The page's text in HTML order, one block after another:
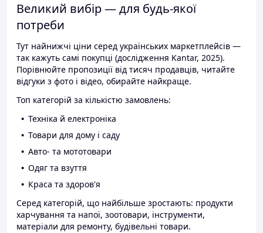
Великий вибір — для будь-якої
потреби
Тут найнижчі ціни серед українських маркетплейсів —
так кажуть самі покупці (дослідження Kantar, 2025).
Порівнюйте пропозиції від тисяч продавців, читайте
відгуки з фото і відео, обирайте найкраще.
Топ категорій за кількістю замовлень:
Техніка й електроніка
Товари для дому і саду
Авто- та мототовари
Одяг та взуття
Краса та здоров'я
Серед категорій, що найбільше зростають: продукти
харчування та напої, зоотовари, інструменти,
матеріали для ремонту, будівельні товари.